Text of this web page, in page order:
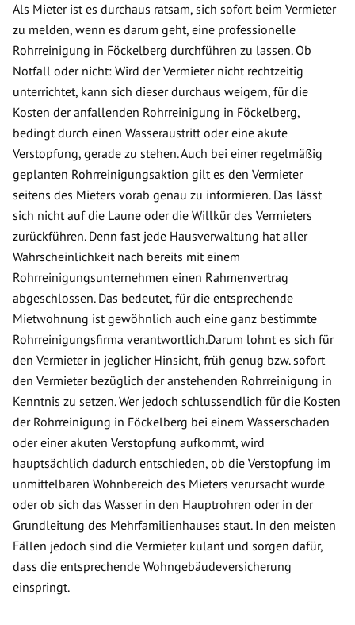
Als Mieter ist es durchaus ratsam, sich sofort beim Vermieter
zu melden, wenn es darum geht, eine professionelle
Rohrreinigung in Föckelberg durchführen zu lassen. Ob
Notfall oder nicht: Wird der Vermieter nicht rechtzeitig
unterrichtet, kann sich dieser durchaus weigern, für die
Kosten der anfallenden Rohrreinigung in Föckelberg,
bedingt durch einen Wasseraustritt oder eine akute
Verstopfung, gerade zu stehen. Auch bei einer regelmäßig
geplanten Rohrreinigungsaktion gilt es den Vermieter
seitens des Mieters vorab genau zu informieren. Das lässt
sich nicht auf die Laune oder die Willkür des Vermieters
zurückführen. Denn fast jede Hausverwaltung hat aller
Wahrscheinlichkeit nach bereits mit einem
Rohrreinigungsunternehmen einen Rahmenvertrag
abgeschlossen. Das bedeutet, für die entsprechende
Mietwohnung ist gewöhnlich auch eine ganz bestimmte
Rohrreinigungsfirma verantwortlich.Darum lohnt es sich für
den Vermieter in jeglicher Hinsicht, früh genug bzw. sofort
den Vermieter bezüglich der anstehenden Rohrreinigung in
Kenntnis zu setzen. Wer jedoch schlussendlich für die Kosten
der Rohrreinigung in Föckelberg bei einem Wasserschaden
oder einer akuten Verstopfung aufkommt, wird
hauptsächlich dadurch entschieden, ob die Verstopfung im
unmittelbaren Wohnbereich des Mieters verursacht wurde
oder ob sich das Wasser in den Hauptrohren oder in der
Grundleitung des Mehrfamilienhauses staut. In den meisten
Fällen jedoch sind die Vermieter kulant und sorgen dafür,
dass die entsprechende Wohngebäudeversicherung
einspringt.